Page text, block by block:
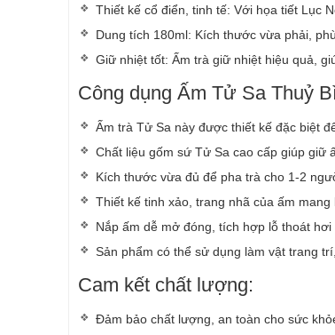
Thiết kế cổ điển, tinh tế: Với họa tiết Lục
Dung tích 180ml: Kích thước vừa phải,
Giữ nhiệt tốt: Ấm trà giữ nhiệt hiệu quả,
Công dụng Ấm Tử Sa Thuỷ
Ấm trà Tử Sa này được thiết kế đặc biệt
Chất liệu gốm sứ Tử Sa cao cấp giúp giữ
Kích thước vừa đủ để pha trà cho 1-2
Thiết kế tinh xảo, trang nhã của ấm
Nắp ấm dễ mở đóng, tích hợp lỗ thoát
Sản phẩm có thể sử dụng làm vật trang
Cam kết chất lượng:
Đảm bảo chất lượng, an toàn cho sức